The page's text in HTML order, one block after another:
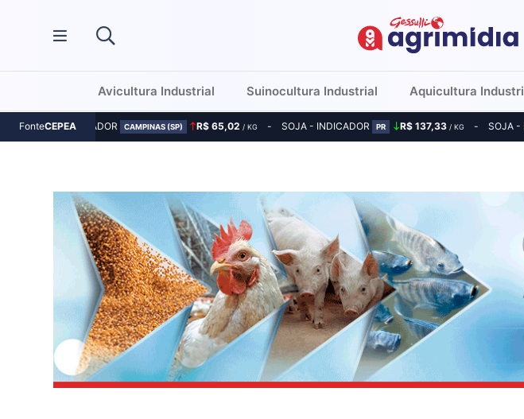
Avicultura Industrial Suinocultura Industrial Aquicultura
FonteCEPEA
MILHO - INDICADOR CAMPINAS (SP) R$ 65,02 / KG SOJA - INDICADOR PR R$ 137,33/ KG SOJA -